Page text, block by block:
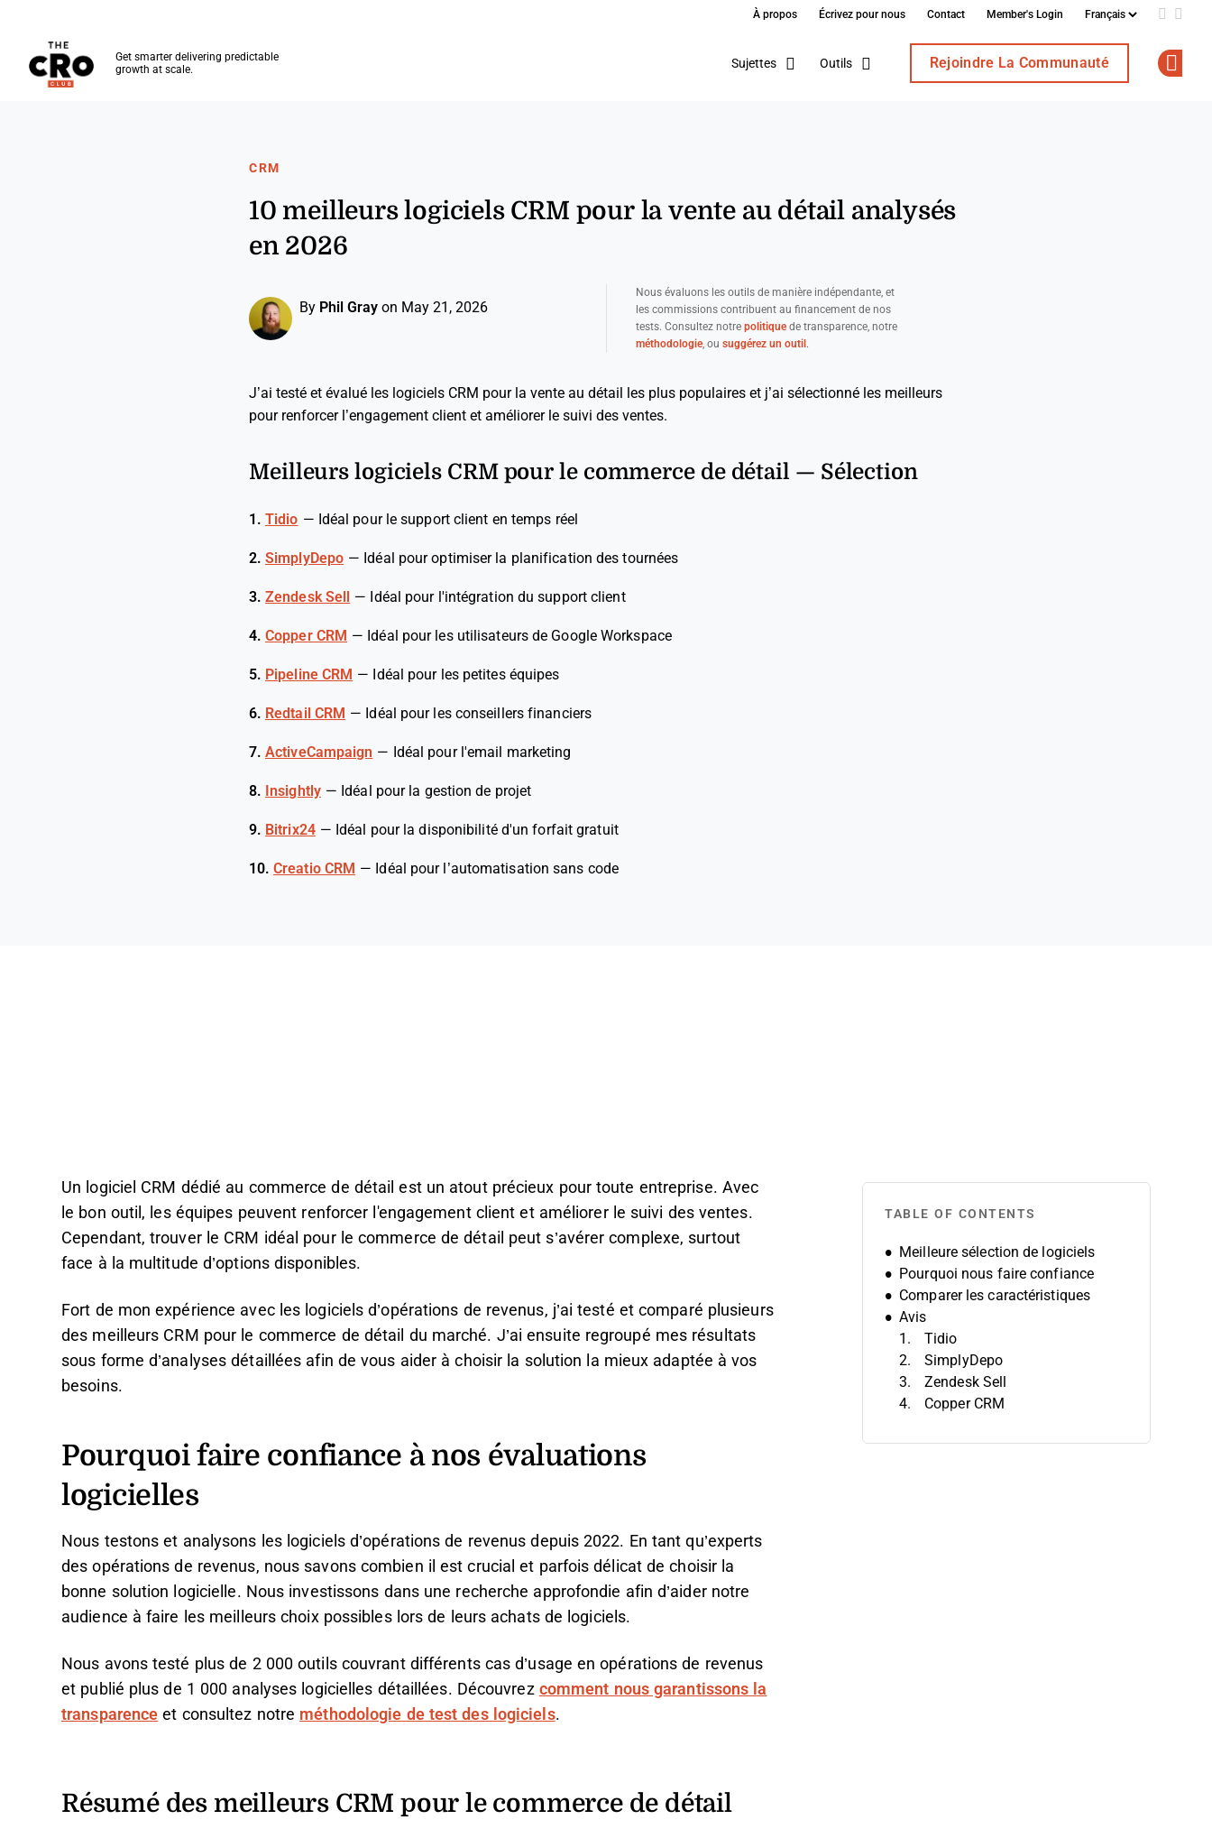
À propos Écrivez pour nous Contact Member's Login Add us
Get smarter delivering predictable
growth at scale.
Sujettes Outils Rejoindre La Communauté
CRM
10 meilleurs logiciels CRM pour la vente au détail analysés
en 2026
By Phil Gray on May 21, 2026
Nous évaluons les outils de manière indépendante, et
les commissions contribuent au financement de nos
tests. Consultez notre politiquede transparence, notre
méthodologie, ou suggérez un outil .
J’ai testé et évalué les logiciels CRM pour la vente au détail les plus populaires et j’ai sélectionné les meilleurs
pour renforcer l’engagement client et améliorer le suivi des ventes.
Meilleurs logiciels CRM pour le commerce de détail — Sélection
1. Tidio — Idéal pour le support client en temps réel
2. SimplyDepo — Idéal pour optimiser la planification des tournées
3. Zendesk Sell — Idéal pour l'intégration du support client
4. Copper CRM — Idéal pour les utilisateurs de Google Workspace
5. Pipeline CRM — Idéal pour les petites équipes
6. Redtail CRM — Idéal pour les conseillers financiers
7. ActiveCampaign — Idéal pour l'email marketing
8. Insightly — Idéal pour la gestion de projet
9. Bitrix24 — Idéal pour la disponibilité d'un forfait gratuit
10. Creatio CRM — Idéal pour l’automatisation sans code
Un logiciel CRM dédié au commerce de détail est un atout précieux pour toute entreprise. Avec
le bon outil, les équipes peuvent renforcer l'engagement client et améliorer le suivi des ventes.
Cependant, trouver le CRM idéal pour le commerce de détail peut s’avérer complexe, surtout
face à la multitude d’options disponibles.
Fort de mon expérience avec les logiciels d’opérations de revenus, j’ai testé et comparé plusieurs
des meilleurs CRM pour le commerce de détail du marché. J’ai ensuite regroupé mes résultats
sous forme d’analyses détaillées afin de vous aider à choisir la solution la mieux adaptée à vos
besoins.
Pourquoi faire confiance à nos évaluations
logicielles
Nous testons et analysons les logiciels d’opérations de revenus depuis 2022. En tant qu’experts
des opérations de revenus, nous savons combien il est crucial et parfois délicat de choisir la
bonne solution logicielle. Nous investissons dans une recherche approfondie afin d’aider notre
audience à faire les meilleurs choix possibles lors de leurs achats de logiciels.
Nous avons testé plus de 2 000 outils couvrant différents cas d’usage en opérations de revenus
et publié plus de 1 000 analyses logicielles détaillées. Découvrez comment nous garantissons la
transparence et consultez notre méthodologie de test des logiciels.
Résumé des meilleurs CRM pour le commerce de détail
TABLE OF CONTENTS
Meilleure sélection de logiciels
Pourquoi nous faire confiance
Comparer les caractéristiques
Avis
Tidio
SimplyDepo
Zendesk Sell
Copper CRM
Redtail CRM